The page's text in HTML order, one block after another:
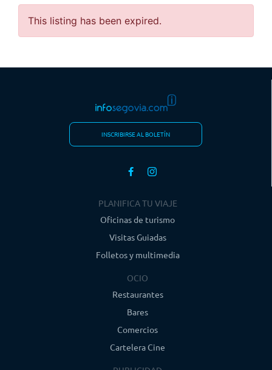
This listing has been expired.
INSCRIBIRSE AL BOLETÍN
PLANIFICA TU VIAJE
Oficinas de turismo
Visitas Guiadas
Folletos y multimedia
OCIO
Restaurantes
Bares
Comercios
Cartelera Cine